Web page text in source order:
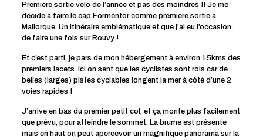
Première sortie vélo de l’année et pas des moindres !! Je me
décide à faire le cap Formentor comme première sortie à
Mallorque. Un itinéraire emblématique et que j’ai eu l’occasion
de faire une fois sur Rouvy !
Et c’est parti, je pars de mon hébergement à environ 15kms des
premiers lacets. Ici on sent que les cyclistes sont rois car de
belles (larges) pistes cyclables longent la mer à côté d’une 2
voies rapides !
J’arrive en bas du premier petit col, et ça monte plus facilement
que prévu, pour atteindre le sommet. La brume est présente
mais en haut on peut apercevoir un magnifique panorama sur la